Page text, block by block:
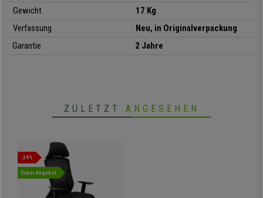
• Stabiles und robustes Fußkreuz aus verchromtem Stahl
Gewicht
17 Kg
Verfassung
Neu, in Originalverpackung
Garantie
2 Jahre
ZULETZT ANGESEHEN
-34%
Super Angebot